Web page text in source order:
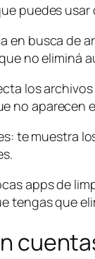
puedes
en busca
no eliminá
los
no aparecen
te muestra
apps de
tengas que